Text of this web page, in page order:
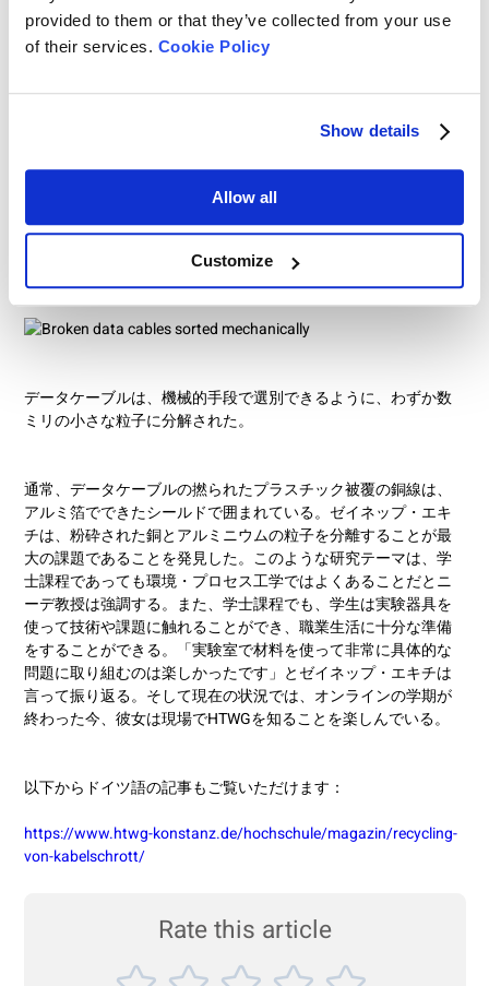
provided to them or that they’ve collected from your use
of their services. Cookie Policy
Show details
Allow all
Customize
この学生は何キロものデータケーブルを粉砕し、小さな部品に
「一見任意に見えるパラメータから、有用な相互作用をデザイ
ンしたかったのです」と彼女は説明する。例えば、使用する切
断機の振動の振幅と周波数は切断結果に影響する。また、切断
機で細断されたケーブルの断線の程度も選別に影響する。サン
プルを分析するために、Zeynep Ekici氏は研究室にある測定装置
Schollenberger助手が常に現場にいて、彼女の質問に答えてくれ
データケーブルは、機械的手段で選別できるように、わずか数
ミリの小さな粒子に分解された。
通常、データケーブルの撚られたプラスチック被覆の銅線は、
アルミ箔でできたシールドで囲まれている。ゼイネップ・エキ
チは、粉砕された銅とアルミニウムの粒子を分離することが最
大の課題であることを発見した。このような研究テーマは、学
士課程であっても環境・プロセス工学ではよくあることだとニ
ーデ教授は強調する。また、学士課程でも、学生は実験器具を
使って技術や課題に触れることができ、職業生活に十分な準備
をすることができる。「実験室で材料を使って非常に具体的な
問題に取り組むのは楽しかったです」とゼイネップ・エキチは
言って振り返る。そして現在の状況では、オンラインの学期が
終わった今、彼女は現場でHTWGを知ることを楽しんでいる。
以下からドイツ語の記事もご覧いただけます：
https://www.htwg-konstanz.de/hochschule/magazin/recycling-
von-kabelschrott/
Rate this article